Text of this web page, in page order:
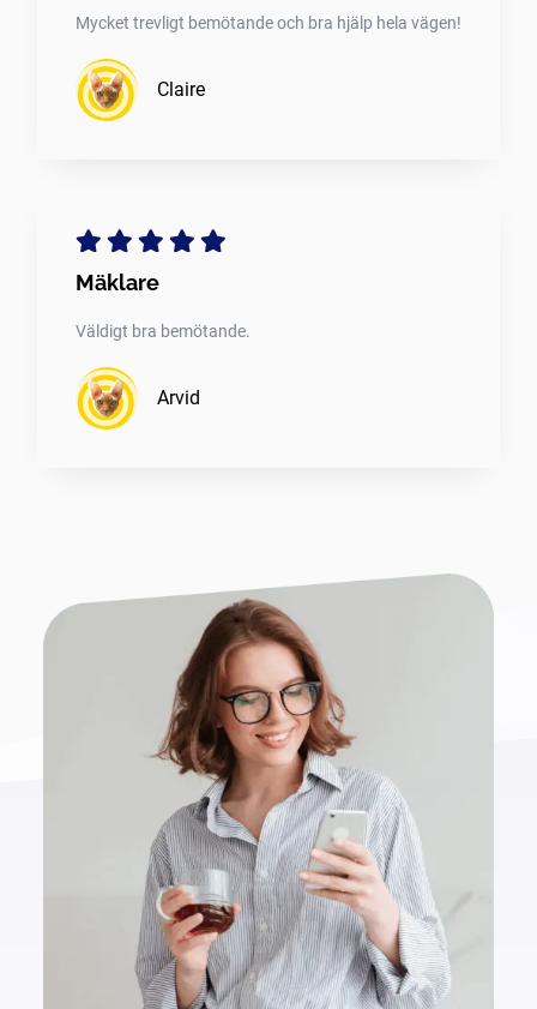
Mycket trevligt bemötande och bra hjälp hela vägen!
Claire
Mäklare
Väldigt bra bemötande.
Arvid